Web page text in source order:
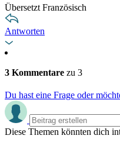
Übersetzt Französisch
Antworten
3 Kommentare zu 3
Du hast eine Frage oder
Diese Themen könnten dich